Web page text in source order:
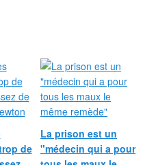
de
La prison est un
"médecin qui a pour